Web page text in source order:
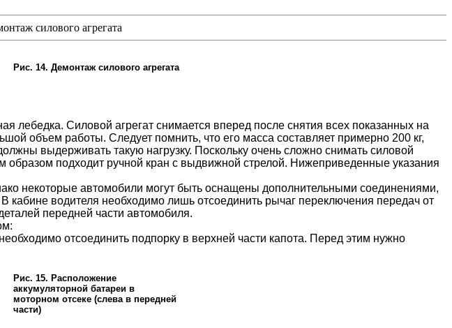
силового агрегата
Рис. 14. Демонтаж силового агрегата
лебедка. Силовой агрегат снимается вперед после снятия всех показанных на
объем работы. Следует помнить, что его масса составляет примерно 200 кг,
выдерживать такую нагрузку. Поскольку очень сложно снимать силовой
подходит ручной кран с выдвижной стрелой. Нижеприведенные указания
некоторые автомобили могут быть оснащены дополнительными соединениями,
кабине водителя необходимо лишь отсоединить рычаг переключения передач от
передней части автомобиля.
отсоединить подпорку в верхней части капота. Перед этим нужно
Рис. 15. Расположение
аккумуляторной батареи в
моторном отсеке (слева в передней
части)